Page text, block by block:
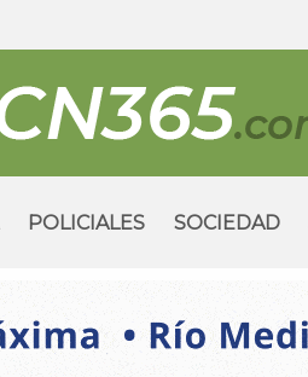
POLICIALES SOCIEDAD